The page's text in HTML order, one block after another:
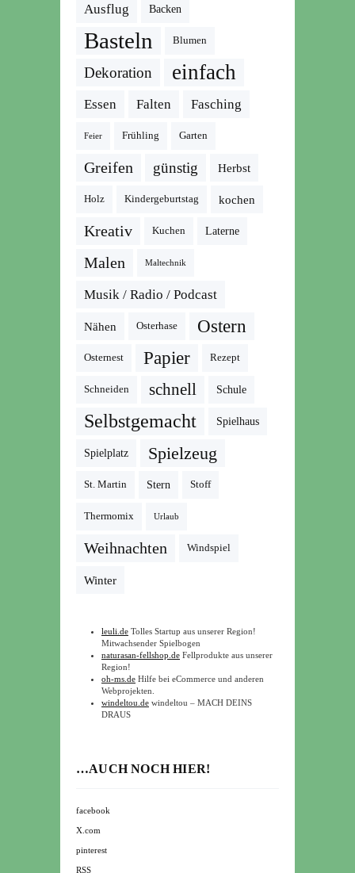
Ausflug Backen
Basteln Blumen
Dekoration einfach
Essen Falten Fasching
Feier Frühling Garten
Greifen günstig Herbst
Holz Kindergeburtstag kochen
Kreativ Kuchen Laterne
Malen Maltechnik
Musik / Radio / Podcast
Nähen Osterhase Ostern
Osternest Papier Rezept
Schneiden schnell Schule
Selbstgemacht Spielhaus
Spielplatz Spielzeug
St. Martin Stern Stoff
Thermomix Urlaub
Weihnachten Windspiel
Winter
leuli.de Tolles Startup aus unserer Region!
Mitwachsender Spielbogen
naturasan-fellshop.de Fellprodukte aus unserer
Region!
oh-ms.de Hilfe bei eCommerce und anderen
Webprojekten.
windeltou.de windeltou – MACH DEINS
DRAUS
…AUCH NOCH HIER!
facebook
X.com
pinterest
RSS